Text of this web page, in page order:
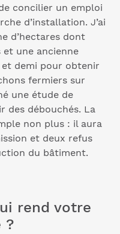
concilier un emploi
d’installation. J’ai
d’hectares dont
et une ancienne
demi pour obtenir
fermiers sur
une étude de
des débouchés. La
non plus : il aura
et deux refus
du bâtiment.
rend votre
?